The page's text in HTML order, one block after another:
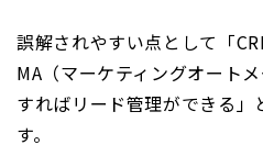
誤解されやすい点として「
MA（マーケティングオート
すればリード管理ができる」
す。